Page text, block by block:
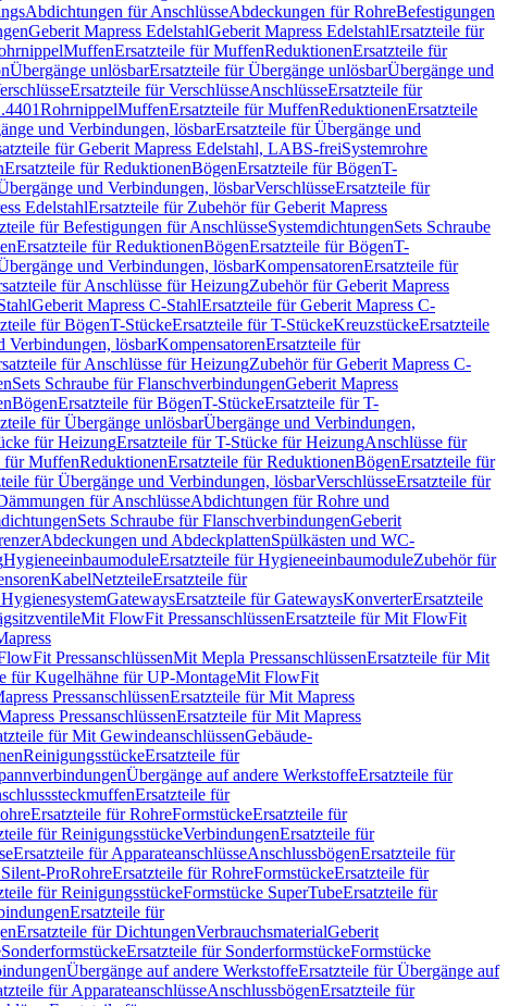
Abdichtungen für AnschlüsseAbdeckungen für RohreBefestigungen
Geberit Mapress EdelstahlGeberit Mapress EdelstahlErsatzteile für
MuffenErsatzteile für MuffenReduktionenErsatzteile für
Übergänge unlösbarErsatzteile für Übergänge unlösbarÜbergänge und
Ersatzteile für VerschlüsseAnschlüsseErsatzteile für
RohrnippelMuffenErsatzteile für MuffenReduktionenErsatzteile
und Verbindungen, lösbarErsatzteile für Übergänge und
für Geberit Mapress Edelstahl, LABS-freiSystemrohre
Ersatzteile für ReduktionenBögenErsatzteile für BögenT-
und Verbindungen, lösbarVerschlüsseErsatzteile für
EdelstahlErsatzteile für Zubehör für Geberit Mapress
für Befestigungen für AnschlüsseSystemdichtungenSets Schraube
Ersatzteile für ReduktionenBögenErsatzteile für BögenT-
und Verbindungen, lösbarKompensatorenErsatzteile für
für Anschlüsse für HeizungZubehör für Geberit Mapress
Geberit Mapress C-StahlErsatzteile für Geberit Mapress C-
für BögenT-StückeErsatzteile für T-StückeKreuzstückeErsatzteile
Verbindungen, lösbarKompensatorenErsatzteile für
für Anschlüsse für HeizungZubehör für Geberit Mapress C-
Sets Schraube für FlanschverbindungenGeberit Mapress
BögenErsatzteile für BögenT-StückeErsatzteile für T-
für Übergänge unlösbarÜbergänge und Verbindungen,
für HeizungErsatzteile für T-Stücke für HeizungAnschlüsse für
für MuffenReduktionenErsatzteile für ReduktionenBögenErsatzteile für
für Übergänge und Verbindungen, lösbarVerschlüsseErsatzteile für
für AnschlüsseAbdichtungen für Rohre und
Sets Schraube für FlanschverbindungenGeberit
Abdeckungen und AbdeckplattenSpülkästen und WC-
HygieneeinbaumoduleErsatzteile für HygieneeinbaumoduleZubehör für
KabelNetzteileErsatzteile für
GatewaysErsatzteile für GatewaysKonverterErsatzteile
Mit FlowFit PressanschlüssenErsatzteile für Mit FlowFit
PressanschlüssenMit Mepla PressanschlüssenErsatzteile für Mit
für Kugelhähne für UP-MontageMit FlowFit
PressanschlüssenErsatzteile für Mit Mapress
PressanschlüssenErsatzteile für Mit Mapress
für Mit GewindeanschlüssenGebäude-
ReinigungsstückeErsatzteile für
Übergänge auf andere WerkstoffeErsatzteile für
Ersatzteile für
Ersatzteile für RohreFormstückeErsatzteile für
für ReinigungsstückeVerbindungenErsatzteile für
Ersatzteile für ApparateanschlüsseAnschlussbögenErsatzteile für
ProRohreErsatzteile für RohreFormstückeErsatzteile für
für ReinigungsstückeFormstücke SuperTubeErsatzteile für
Ersatzteile für
Ersatzteile für DichtungenVerbrauchsmaterialGeberit
SonderformstückeErsatzteile für SonderformstückeFormstücke
Übergänge auf andere WerkstoffeErsatzteile für Übergänge auf
für ApparateanschlüsseAnschlussbögenErsatzteile für